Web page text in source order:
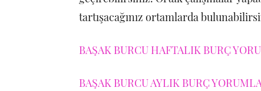
tartışacağınız ortamlarda
BAŞAK BURCU HAFTALIK BURÇ
BAŞAK BURCU AYLIK BURÇ